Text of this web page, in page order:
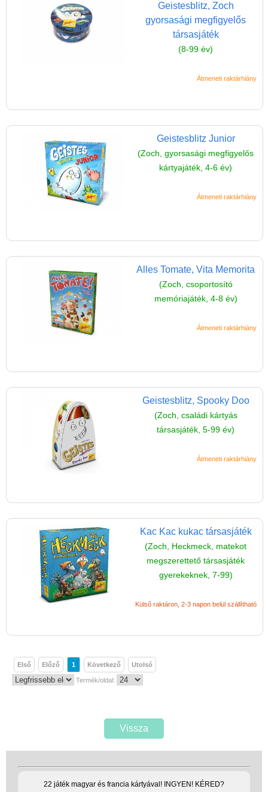
Geistesblitz, Zoch
gyorsasági megfigyelős
társasjáték
(8-99 év)
Átmeneti raktárhiány
Geistesblitz Junior
(Zoch, gyorsasági megfigyelős
kártyajáték, 4-6 év)
Átmeneti raktárhiány
Alles Tomate, Vita Memorita
(Zoch, csoportosító
memóriajáték, 4-8 év)
Átmeneti raktárhiány
Geistesblitz, Spooky Doo
(Zoch, családi kártyás
társasjáték, 5-99 év)
Átmeneti raktárhiány
Kac Kac kukac társasjáték
(Zoch, Heckmeck, matekot
megszerettető társasjáték
gyerekeknek, 7-99)
Külső raktáron, 2-3 napon belül szállítható
Első Előző 1 Következő Utolsó
Termék/oldal:
Vissza
22 játék magyar és francia kártyával! INGYEN! KÉRED?
Akiket támogatunk
Játék rendelés - Az internetes